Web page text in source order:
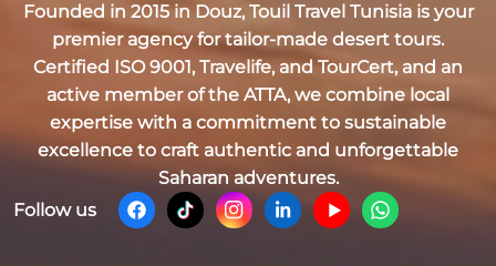
Founded in 2015 in Douz, Touil Travel Tunisiais your
premier agency for tailor-made desert tours.
Certified ISO 9001, Travelife, and TourCert, and an
active member of the ATTA, we combine local
expertise with a commitment to sustainable
excellence to craft authentic and unforgettable
Saharan adventures.
Follow us